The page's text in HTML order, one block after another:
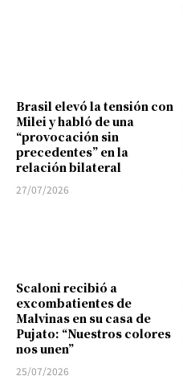
Brasil elevó la tensión con
Milei y habló de una
“provocación sin
precedentes” en la
relación bilateral
27/07/2026
Scaloni recibió a
excombatientes de
Malvinas en su casa de
Pujato: “Nuestros colores
nos unen”
25/07/2026